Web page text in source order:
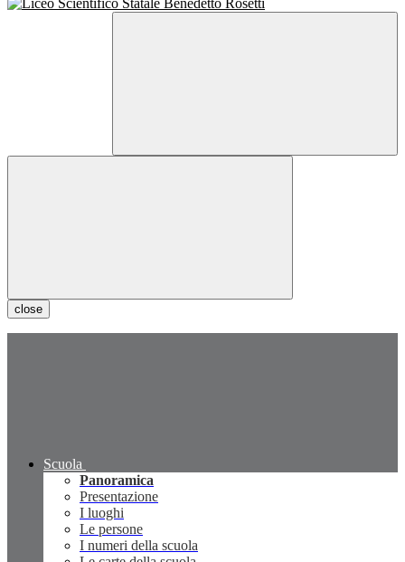
close
Scuola
Panoramica
Presentazione
I luoghi
Le persone
I numeri della scuola